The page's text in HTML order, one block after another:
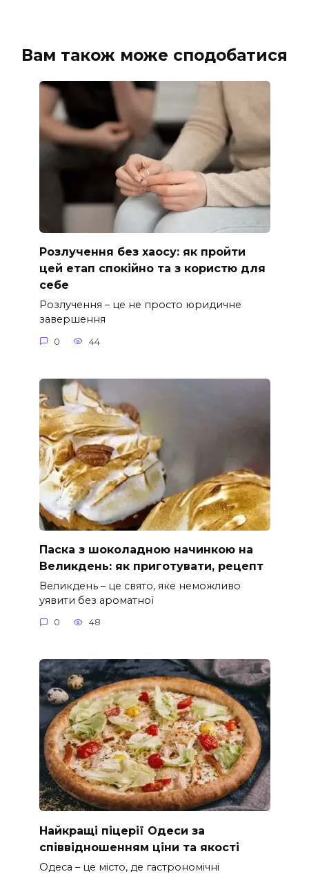
Вам також може сподобатися
Розлучення без хаосу: як пройти
цей етап спокійно та з користю для
себе
Розлучення – це не просто юридичне
завершення
0 44
Паска з шоколадною начинкою на
Великдень: як приготувати, рецепт
Великдень – це свято, яке неможливо
уявити без ароматної
0 48
Найкращі піцерії Одеси за
співвідношенням ціни та якості
Одеса – це місто, де гастрономічні